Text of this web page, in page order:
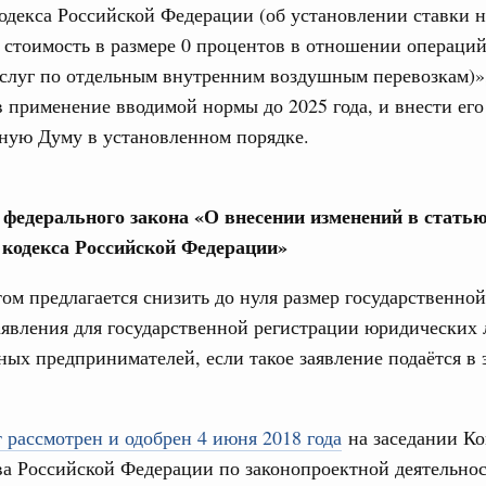
Российской Федерации (об установлении ставки
в размере 0 процентов в отношении
по отдельным внутренним воздушным
применение вводимой нормы до 2025 года, и внести
Думу в установленном порядке.
закона «О внесении изменений в
Российской Федерации»
предлагается снизить до нуля размер
для государственной регистрации
предпринимателей, если такое заявление подаётся в
рассмотрен и одобрен 4 июня 2018 года на заседании
Российской Федерации по законопроектной
№24)
бюджетные ассигнования.
четверг
№23)
бюджетные ассигнования.
четверг
№22)
июня, четверг
31
С
Для
Архив
Email